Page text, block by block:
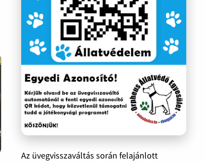
Az üvegvisszaváltás során felajánlott